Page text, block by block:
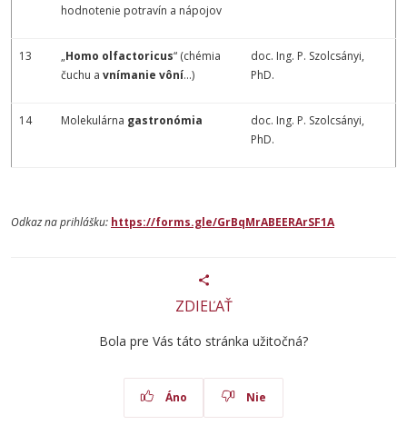
hodnotenie potravín a nápojov
13 „Homo olfactoricus“ (chémia
čuchu a vnímanie vôní...)
doc. Ing. P. Szolcsányi,
PhD.
14 Molekulárna gastronómia
doc. Ing. P. Szolcsányi,
PhD.
Odkaz na prihlášku: https://forms.gle/GrBqMrABEERArSF1A
ZDIEĽAŤ
Bola pre Vás táto stránka užitočná?
Áno Nie